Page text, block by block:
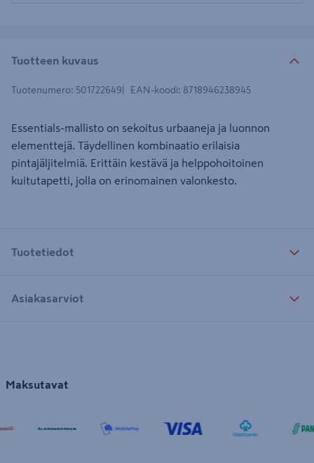
Tuotteen kuvaus
Tuotenumero: 501722649 EAN-koodi: 8718946238945
Essentials-mallisto on sekoitus urbaaneja ja luonnon
elementtejä. Täydellinen kombinaatio erilaisia
pintajäljitelmiä. Erittäin kestävä ja helppohoitoinen
kuitutapetti, jolla on erinomainen valonkesto.
Tuotetiedot
Asiakasarviot
Maksutavat